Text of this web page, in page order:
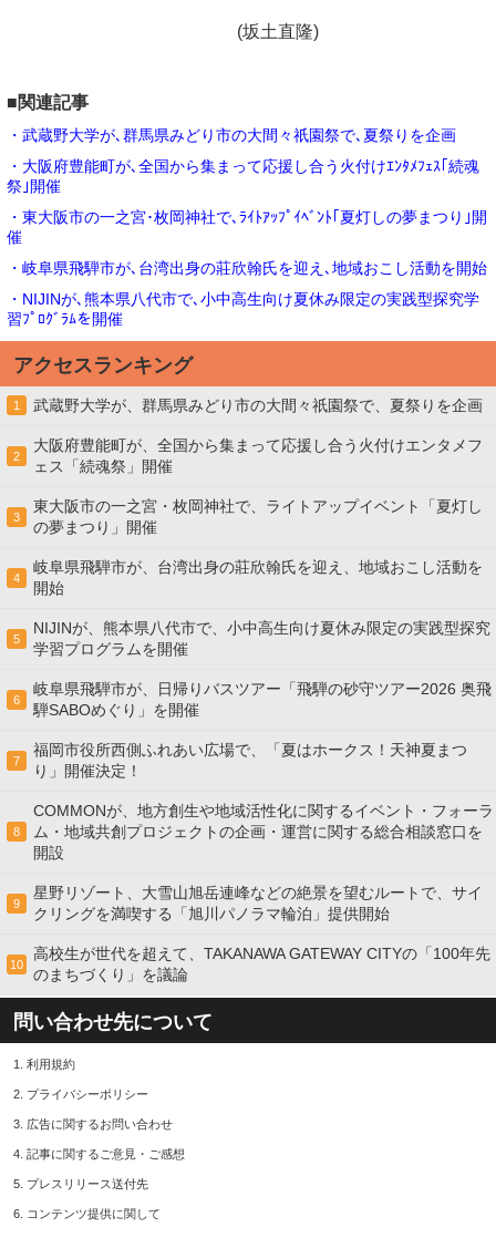
(坂土直隆)
■関連記事
・武蔵野大学が､群馬県みどり市の大間々祇園祭で､夏祭りを企画
・大阪府豊能町が､全国から集まって応援し合う火付けｴﾝﾀﾒﾌｪｽ｢続魂
祭｣開催
・東大阪市の一之宮･枚岡神社で､ﾗｲﾄｱｯﾌﾟｲﾍﾞﾝﾄ｢夏灯しの夢まつり｣開
催
・岐阜県飛騨市が､台湾出身の莊欣翰氏を迎え､地域おこし活動を開始
・NIJINが､熊本県八代市で､小中高生向け夏休み限定の実践型探究学
習ﾌﾟﾛｸﾞﾗﾑを開催
アクセスランキング
1 武蔵野大学が、群馬県みどり市の大間々祇園祭で、夏祭りを企画
2
大阪府豊能町が、全国から集まって応援し合う火付けエンタメフ
ェス「続魂祭」開催
3
東大阪市の一之宮・枚岡神社で、ライトアップイベント「夏灯し
の夢まつり」開催
4
岐阜県飛騨市が、台湾出身の莊欣翰氏を迎え、地域おこし活動を
開始
5
NIJINが、熊本県八代市で、小中高生向け夏休み限定の実践型探究
学習プログラムを開催
6
岐阜県飛騨市が、日帰りバスツアー「飛騨の砂守ツアー2026 奥飛
騨SABOめぐり」を開催
7
福岡市役所西側ふれあい広場で、「夏はホークス！天神夏まつ
り」開催決定！
8
COMMONが、地方創生や地域活性化に関するイベント・フォーラ
ム・地域共創プロジェクトの企画・運営に関する総合相談窓口を
開設
9
星野リゾート、大雪山旭岳連峰などの絶景を望むルートで、サイ
クリングを満喫する「旭川パノラマ輪泊」提供開始
10
高校⽣が世代を超えて、TAKANAWA GATEWAY CITYの「100年先
のまちづくり」を議論
問い合わせ先について
1. 利用規約
2. プライバシーポリシー
3. 広告に関するお問い合わせ
4. 記事に関するご意見・ご感想
5. プレスリリース送付先
6. コンテンツ提供に関して